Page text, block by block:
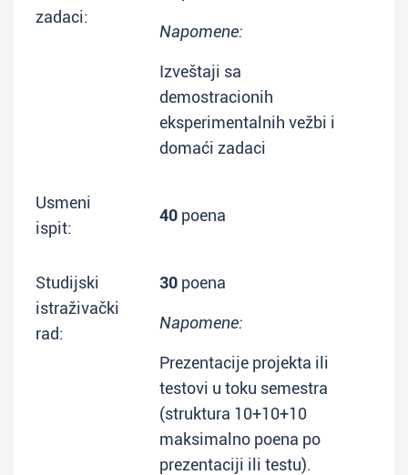
zadaci:
Napomene:
Izveštaji sa
demostracionih
eksperimentalnih vežbi i
domaći zadaci
Usmeni
ispit:
40 poena
Studijski
istraživački
rad:
30 poena
Napomene:
Prezentacije projekta ili
testovi u toku semestra
(struktura 10+10+10
maksimalno poena po
prezentaciji ili testu).